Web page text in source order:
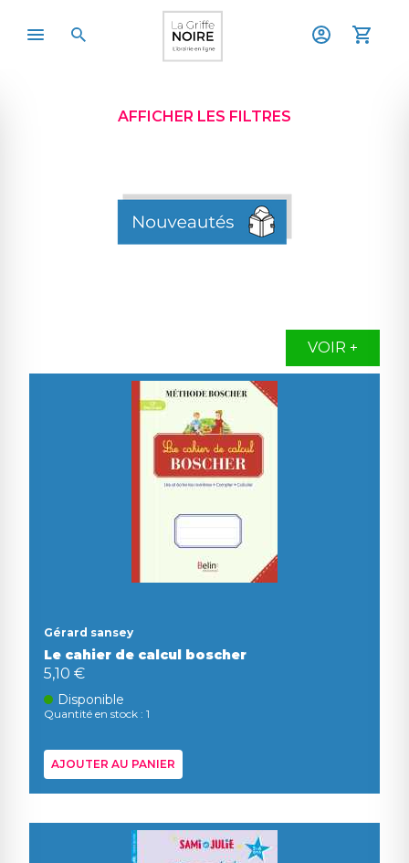
AFFICHER LES FILTRES
VOIR +
Gérard sansey
Le cahier de calcul boscher
5,10 €
Disponible
Quantité en stock : 1
AJOUTER AU PANIER